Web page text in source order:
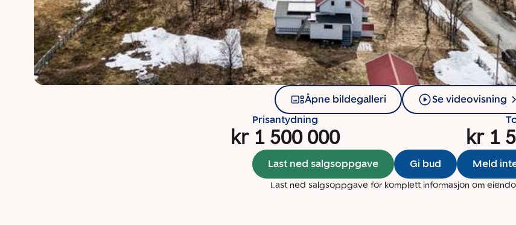
Åpne bildegalleri
Se videovisning
Prisantydning
kr 1 500 000 kr 1
Last ned salgsoppgave Gi bud Meld
Last ned salgsoppgave for komplett informasjon om